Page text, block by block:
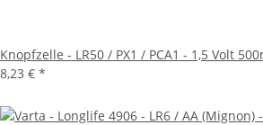
Knopfzelle - LR50 / PX1 / PCA1 - 1,5 Volt
8,23 € *